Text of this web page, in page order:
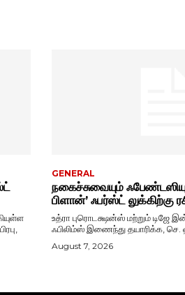
GENERAL
நகைச்சுவையும்
பிளான்’ ஃபர்ஸ்ட் லுக்கிற்கு
உத்ரா புரொடக்ஷன்ஸ் மற்றும் டிஜே
ஃபிலிம்ஸ் இணைந்து தயாரிக்க, செ.
August 7, 2026